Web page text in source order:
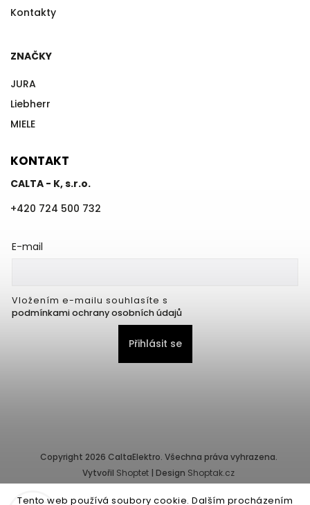
Tento web používá soubory cookie. Dalším procházením
Kontakty
ZNAČKY
JURA
Liebherr
MIELE
KONTAKT
CALTA - K, s.r.o.
+420 724 500 732
E-mail
Vložením e-mailu souhlasíte s
podmínkami ochrany osobních údajů
Přihlásit se
Copyright 2026 CaltaElektro. Všechna práva vyhrazena.
Vytvořil Shoptet | Design Shoptak.cz